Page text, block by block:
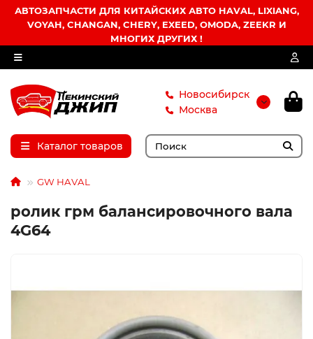
АВТОЗАПЧАСТИ ДЛЯ КИТАЙСКИХ АВТО HAVAL, LIXIANG,
VOYAH, CHANGAN, CHERY, EXEED, OMODA, ZEEKR И
МНОГИХ ДРУГИХ !
Новосибирск
Москва
Каталог товаров
GW HAVAL
ролик грм балансировочного вала
4G64